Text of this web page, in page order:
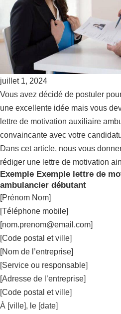
juillet 1, 2024
Vous avez décidé de postuler
une excellente idée mais vous
lettre de motivation auxiliaire
convaincante avec votre
Dans cet article, nous vous
rédiger une lettre de motivation
Exemple Exemple lettre de
ambulancier débutant
[Prénom Nom]
[Téléphone mobile]
[nom.prenom@email.com]
[Code postal et ville]
[Nom de l’entreprise]
[Service ou responsable]
[Adresse de l’entreprise]
[Code postal et ville]
À [ville], le [date]